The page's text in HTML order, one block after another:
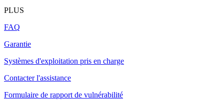
PLUS
FAQ
Garantie
Systèmes d'exploitation pris en charge
Contacter l'assistance
Formulaire de rapport de vulnérabilité